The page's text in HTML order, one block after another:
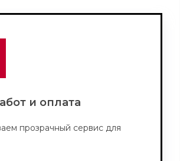
и оплата
прозрачный сервис для